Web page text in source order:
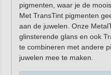
pigmenten, waar je de
Met TransTint pigmenten
aan de juwelen. Onze
glinsterende glans en ook
te combineren met andere
juwelen mee te maken.